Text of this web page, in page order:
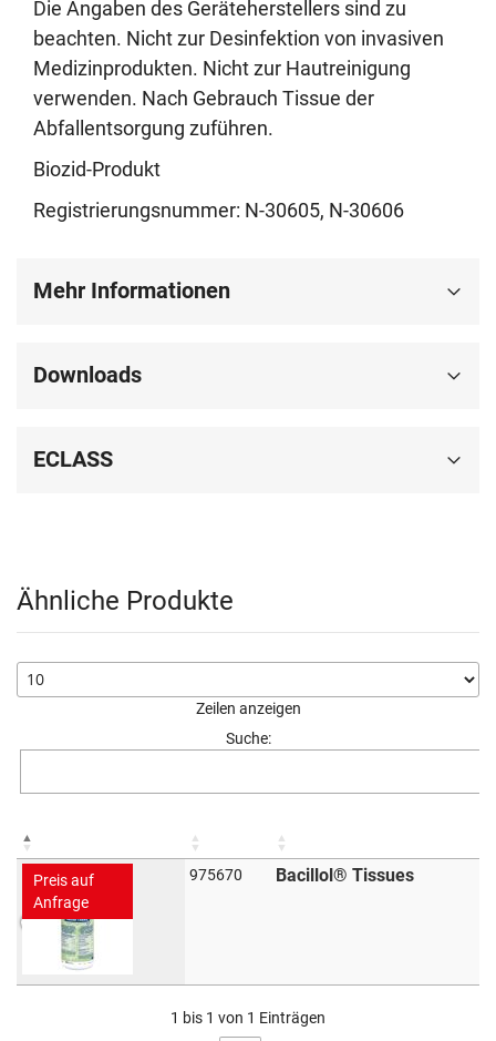
Die Angaben des Geräteherstellers sind zu
beachten. Nicht zur Desinfektion von invasiven
Medizinprodukten. Nicht zur Hautreinigung
verwenden. Nach Gebrauch Tissue der
Abfallentsorgung zuführen.
Biozid-Produkt
Registrierungsnummer: N-30605, N-30606
Mehr Informationen
Downloads
ECLASS
Ähnliche Produkte
Zeilen anzeigen
Suche:
Preis auf
Anfrage
975670 Bacillol® Tissues
1 bis 1 von 1 Einträgen